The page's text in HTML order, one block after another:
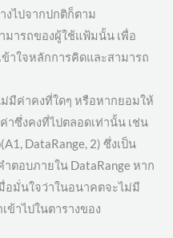
ไปจากปกติก็ตาม
มารถของผู้ใช้แฟ้มนั้น เพื่อ
าใจหลักการคิดและสามารถ
ม่มีค่าคงที่ใดๆ หรือหากยอมให้
ซึ่งคงที่ไปตลอดเท่านั้น เช่น
DataRange, 2) ซึ่งเป็น
ำตอบภายใน DataRange หาก
อมั่นใจว่าในอนาคตจะไม่มี
ข้าไปในตารางของ